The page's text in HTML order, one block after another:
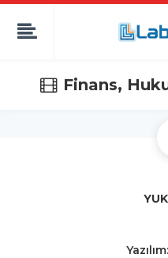
Finans,
Yazılım: